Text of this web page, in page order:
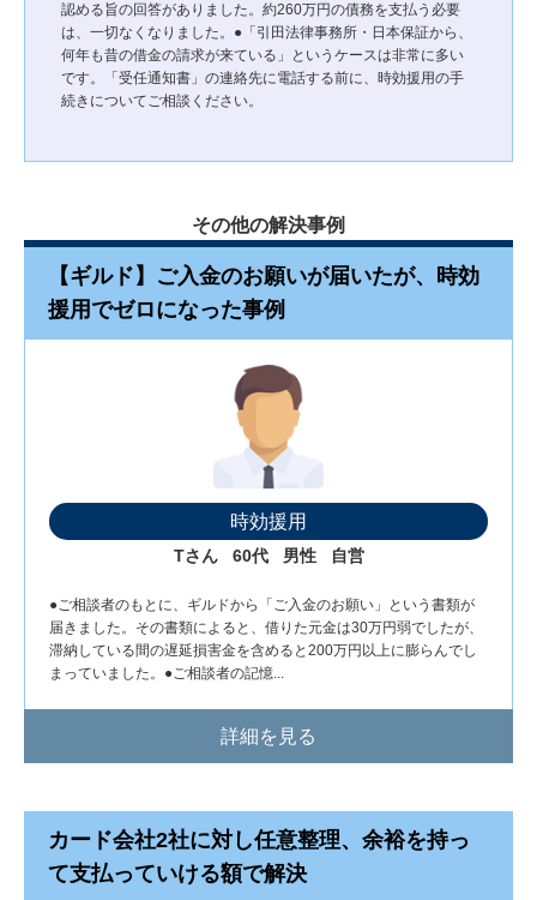
認める旨の回答がありました。約260万円の債務を支払う必要
は、一切なくなりました。●「引田法律事務所・日本保証から、
何年も昔の借金の請求が来ている」というケースは非常に多い
です。「受任通知書」の連絡先に電話する前に、時効援用の手
続きについてご相談ください。
その他の解決事例
【ギルド】ご入金のお願いが届いたが、時効
援用でゼロになった事例
時効援用
Tさん 60代 男性 自営
●ご相談者のもとに、ギルドから「ご入金のお願い」という書類が
届きました。その書類によると、借りた元金は30万円弱でしたが、
滞納している間の遅延損害金を含めると200万円以上に膨らんでし
まっていました。●ご相談者の記憶...
詳細を見る
カード会社2社に対し任意整理、余裕を持っ
て支払っていける額で解決